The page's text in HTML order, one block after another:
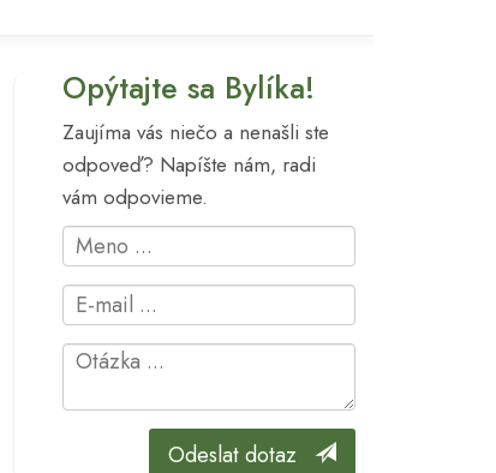
Opýtajte sa Bylíka!
Zaujíma vás niečo a nenašli ste
odpoveď? Napíšte nám, radi
vám odpovieme.
Odeslat dotaz